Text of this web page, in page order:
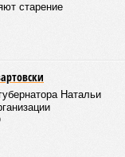
старение
Натальи